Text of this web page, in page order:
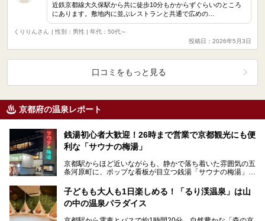
近鉄京都線大久保駅から共に徒歩10分もかからずぐらいのところ
にあります。敷地内に並ぶレストランと共通で広めの…
くりりんさん
| 性別：男性 | 年代：50代～
投稿日：2026年5月3日
口コミをもっと見る
京都府の温泉レポート
銭湯初心者大歓迎！26時まで営業で京都観光にも便
利な「サウナの梅湯」
京都駅からほど近いながらも、静かで落ち着いた雰囲気の五
条河原町に、ポップな看板が目立つ銭湯「サウナの梅湯」が
子どもも大人も1日楽しめる！「るり渓温泉」は山
の中の温泉パラダイス